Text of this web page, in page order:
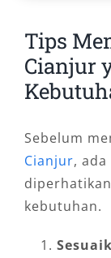
Tips
Cianjur
Sebelum
Cianjur,
kebutuhan.